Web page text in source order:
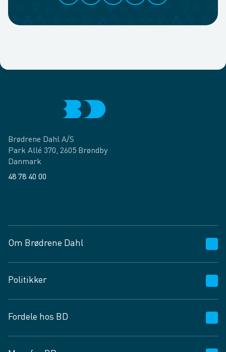
Brødrene Dahl A/S
Park Allé 370, 2605 Brøndby
Danmark
48 78 40 00
Om Brødrene Dahl
Vagttelefon 30 10 89 89
Spørgsmål og svar
Job og karriere
Fødevarekontrolrapport
Politikker
Privatlivspolitik
Cookies
Fordele hos BD